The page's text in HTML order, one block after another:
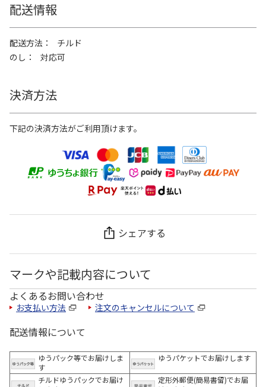
配送情報
配送方法
チルド
のし
対応可
決済方法
下記の決済方法がご利用頂けます。
シェアする
マークや記載内容について
よくあるお問い合わせ
お支払い方法 注文のキャンセルについて
配送情報について
ゆうパック等でお届けしま
す
ゆうパケットでお届けします
チルドゆうパックでお届け
定形外郵便(簡易書留)でお届